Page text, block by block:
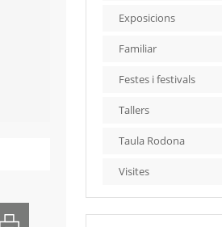
Exposicions
Familiar
Festes i festivals
Tallers
Taula Rodona
Visites